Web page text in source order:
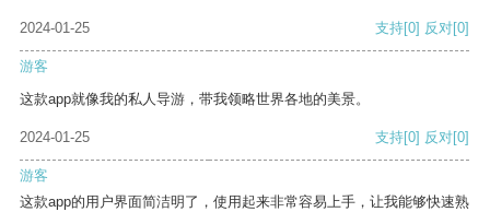
2024-01-25 支持[0] 反对[0]
游客
这款app就像我的私人导游，带我领略世界各地的美景。
2024-01-25 支持[0] 反对[0]
游客
这款app的用户界面简洁明了，使用起来非常容易上手，让我能够快速熟